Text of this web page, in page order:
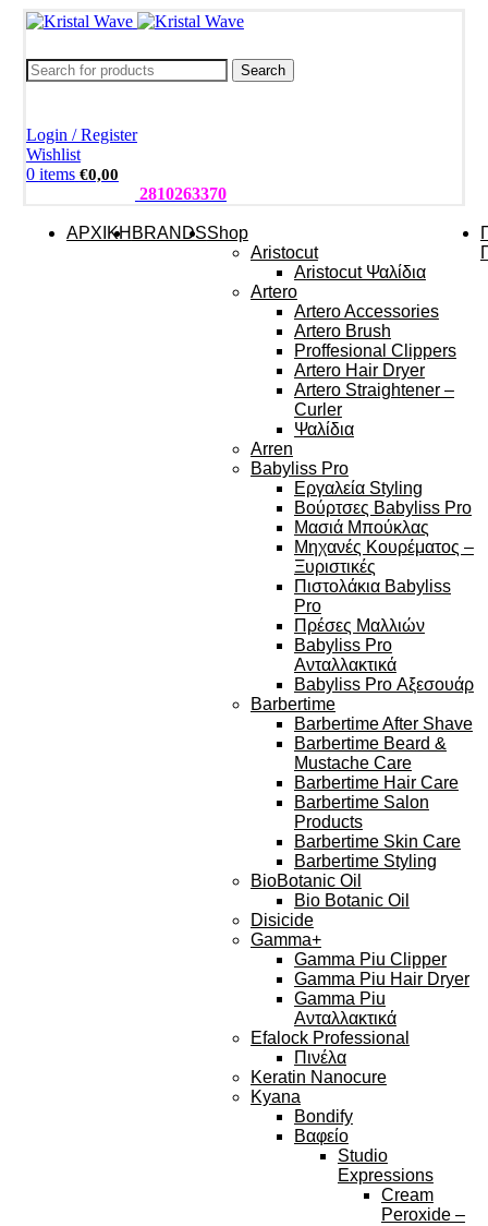
Search
Login / Register
Wishlist
0 items €0,00
2810263370
ΑΡΧΙΚΗ BRANDSShop
Aristocut
Aristocut Ψαλίδια
Artero
Artero Accessories
Artero Brush
Proffesional Clippers
Artero Hair Dryer
Artero Straightener –
Curler
Ψαλίδια
Arren
Babyliss Pro
Εργαλεία Styling
Βούρτσες Babyliss Pro
Μασιά Μπούκλας
Μηχανές Κουρέματος –
Ξυριστικές
Πιστολάκια Babyliss
Pro
Πρέσες Μαλλιών
Babyliss Pro
Ανταλλακτικά
Babyliss Pro Αξεσουάρ
Barbertime
Barbertime After Shave
Barbertime Beard &
Mustache Care
Barbertime Hair Care
Barbertime Salon
Products
Barbertime Skin Care
Barbertime Styling
BioBotanic Oil
Bio Botanic Oil
Disicide
Gamma+
Gamma Piu Clipper
Gamma Piu Hair Dryer
Gamma Piu
Ανταλλακτικά
Efalock Professional
Πινέλα
Keratin Nanocure
Kyana
Bondify
Βαφείο
Studio
Expressions
Cream
Peroxide –